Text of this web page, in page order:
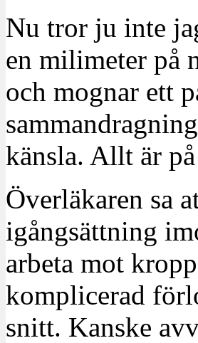
Nu tror ju inte
en milimeter på
och mognar ett
känsla. Allt är
Överläkaren sa
igångsättning
arbeta mot
komplicerad
snitt. Kanske